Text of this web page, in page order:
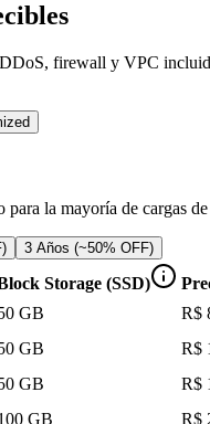
firewall y VPC
la mayoría de cargas
3 Años (~50% OFF)
Storage (SSD)
GB R$
GB R$
GB R$
GB R$